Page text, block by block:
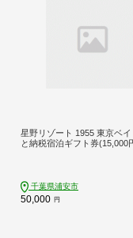
星野リゾート 1955 東京ベ
と納税宿泊ギフト券(15,000
千葉県浦安市
50,000 円